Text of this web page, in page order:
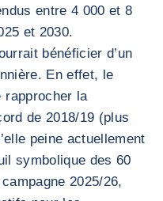
entre 4 000 et 8
et 2030.
bénéficier d’un
En effet, le
rapprocher la
de 2018/19 (plus
peine actuellement
symbolique des 60
2025/26,